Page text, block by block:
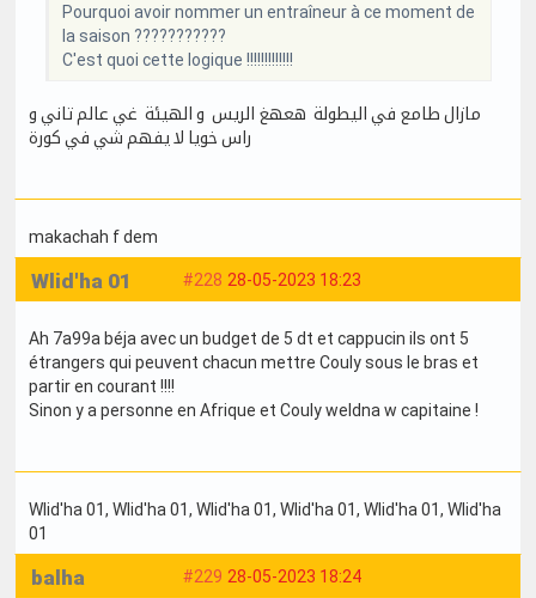
Pourquoi avoir nommer un entraîneur à ce moment de
la saison ???????????
C'est quoi cette logique !!!!!!!!!!!!!
مازال طامع في اليطولة هعهغ الريس و الهيئة غي عالم تاني و
راس خويا لا يفهم شي في كورة
makachah f dem
#228 28-05-2023 18:23
Wlid'ha 01
Ah 7a99a béja avec un budget de 5 dt et cappucin ils ont 5
étrangers qui peuvent chacun mettre Couly sous le bras et
partir en courant !!!!
Sinon y a personne en Afrique et Couly weldna w capitaine !
Wlid'ha 01, Wlid'ha 01, Wlid'ha 01, Wlid'ha 01, Wlid'ha 01, Wlid'ha
01
#229 28-05-2023 18:24
balha